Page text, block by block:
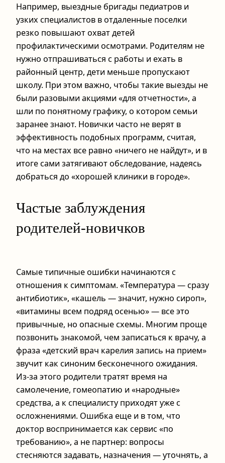
Например, выездные бригады педиатров и
узких специалистов в отдаленные поселки
резко повышают охват детей
профилактическими осмотрами. Родителям не
нужно отпрашиваться с работы и ехать в
районный центр, дети меньше пропускают
школу. При этом важно, чтобы такие выезды не
были разовыми акциями «для отчетности», а
шли по понятному графику, о котором семьи
заранее знают. Новички часто не верят в
эффективность подобных программ, считая,
что на местах все равно «ничего не найдут», и в
итоге сами затягивают обследование, надеясь
добраться до «хорошей клиники в городе».
Частые заблуждения
родителей-новичков
Самые типичные ошибки начинаются с
отношения к симптомам. «Температура — сразу
антибиотик», «кашель — значит, нужно сироп»,
«витамины всем подряд осенью» — все это
привычные, но опасные схемы. Многим проще
позвонить знакомой, чем записаться к врачу, а
фраза «детский врач карелия запись на прием»
звучит как синоним бесконечного ожидания.
Из‑за этого родители тратят время на
самолечение, гомеопатию и «народные»
средства, а к специалисту приходят уже с
осложнениями. Ошибка еще и в том, что
доктор воспринимается как сервис «по
требованию», а не партнер: вопросы
стесняются задавать, назначения — уточнять, а